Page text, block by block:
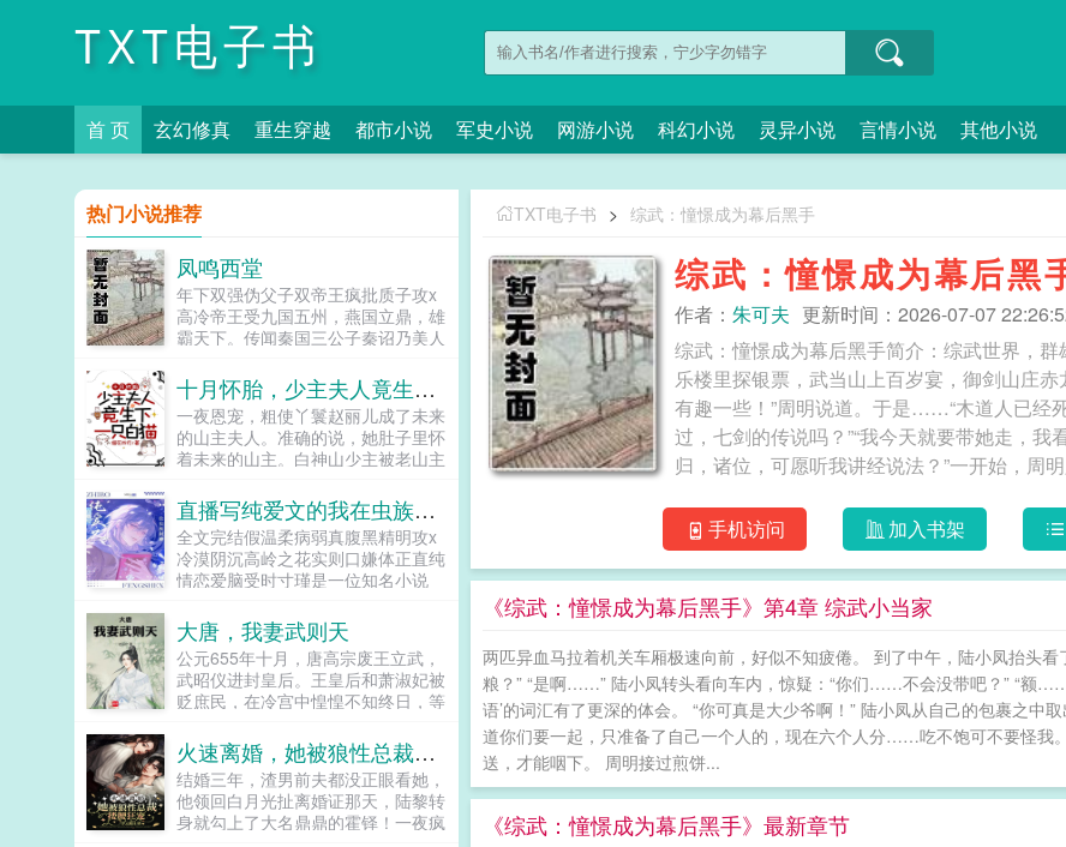
TXT电子书
首 页 玄幻修真 重生穿越 都市小说 军史小说 网游小说 科幻小说 灵异小说 言情小说 其他小说
TXT电子书 > 综武：憧憬成为幕后黑手
综武：憧憬成为幕后黑
作者： 朱可夫 更新时间：2026-07-07
综武：憧憬成为幕后黑手简介：综武世界，
乐楼里探银票，武当山上百岁宴，御剑山庄
有趣一些！”周明说道。于是……“木道人已经
过，七剑的传说吗？”“我今天就要带她走，我
手机访问 加入书架
《综武：憧憬成为幕后黑手》第4章 综武小当家
两匹异血马拉着机关车厢极速向前，好似不知疲倦。 到了中午，陆小凤抬头
粮？” “是啊……” 陆小凤转头看向车内，惊疑：“你们……不会没带吧？” “额
语’的词汇有了更深的体会。 “你可真是大少爷啊！” 陆小凤从自己的包裹之中
道你们要一起，只准备了自己一个人的，现在六个人分……吃不饱可不要怪我
送，才能咽下。 周明接过煎饼...
《综武：憧憬成为幕后黑手》最新章节
热门小说推荐
凤鸣西堂
年下双强伪父子双帝王疯批质子攻x
高冷帝王受九国五州，燕国立鼎，雄
霸天下。传闻秦国三公子秦诏乃美人
心，便将他送去燕国作质子。几渡春
秋，万里霜寒。秦诏乖顺，颇得燕王
宠溺，于及冠年放他归去。哪知三个
月后，他竟扫平障碍，弑父即位。自
此后狼子野心，昭然若揭三载风云变
归化为一，却将精兵对准燕国。强破
宫门之日，未杀一名俘虏，未夺半只
鸡犬。燕王端坐，临视睥睨，不怒而
自威。二人对上视线，促狭中带着几
微眯，仍循着旧日称呼，质问声凛
冽，吾儿，如今可要杀了寡人？秦诏
俯身，骤然折膝跪了下去往日隐忍换
作桀骜，锋锐眉眼经年淬炼，越发显
得狠厉，但唇角柔情却化作了一抹
冠霞帔，金银珠玉贯满箱，另有玺印
一枚，权作信礼。儿臣秦诏笑的璀
璨，忽又改了口，朕，是来迎娶您回
家的。前期日常卖惨求宠博取父王怜
爱的质子攻x每天外冷内热宠溺带娃
十月怀胎，少主夫人竟生下一只白猫
一夜恩宠，粗使丫鬟赵丽儿成了未来
的山主夫人。准确的说，她肚子里怀
着未来的山主。白神山少主被老山主
报拿她当解药。一个月后，赵丽儿被
诊出了喜脉。山主大喜过望，告诉她
生下孩子，不论男女，她都是少主夫
人。十个月后，她生下一只白猫？就
在她打算抱着小猫跑路的时候，少主
到白猫，更是涕泪聚下，他大手一
挥，少主夫人喜得麟儿，全山上下统
统有赏。看着有些癫狂的父子俩，赵
丽儿闭上眼睛。完了，他们都疯
直播写纯爱文的我在虫族封神
全文完结假温柔病弱真腹黑精明攻x
冷漠阴沉高岭之花实则口嫌体正直纯
情恋爱脑受时寸瑾是一位知名小说
睁，穿书变成一只废物雄虫。时寸
瑾？原著烂尾，HE转BE。必须要掰
正剧情，穿书系统才放他回去，偏偏
系统虚弱到休眠，时寸瑾穿越当晚差
点落地成盒。低配天崩开局，死了
起救剧情，还是先想想怎么救自己
吧！时寸瑾融合记忆发现虫族世界文
化贫瘠，干脆捡起老本行连夜在星网
直播写文，开播名字上去就是一个经
大唐，我妻武则天
公元655年十月，唐高宗废王立武，
武昭仪进封皇后。王皇后和萧淑妃被
贬庶民，在冷宫中惶惶不知终日，等
长孙无忌退居幕后，仍不死心，与关
陇贵族们暗中筹谋，寻求废掉武则天
皇后之位。许敬宗李义府等拥武派官
员摩拳擦掌，准备凭拥立皇后之功，
入阁宰事，封侯拜相。一场突如其来
火速离婚，她被狼性总裁搂腰狂宠
结婚三年，渣男前夫都没正眼看她，
他领回白月光扯离婚证那天，陆黎转
身就勾上了大名鼎鼎的霍铎！一夜疯